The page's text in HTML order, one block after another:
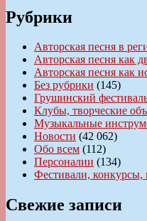
Рубрики
Авторская песня в
Авторская песня как
Авторская песня как
Без рубрики (145)
Грушинский
Клубы, творческие
Музыкальные
Новости (42 062)
Обо всем (112)
Персоналии (134)
Фестивали, конкурсы,
Свежие записи